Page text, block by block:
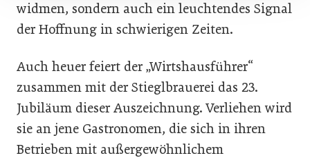
widmen, sondern auch ein leuchtendes Signal
der Hoffnung in schwierigen Zeiten.
Auch heuer feiert der „Wirtshausführer“
zusammen mit der Stieglbrauerei das 23.
Jubiläum dieser Auszeichnung. Verliehen wird
sie an jene Gastronomen, die sich in ihren
Betrieben mit außergewöhnlichem